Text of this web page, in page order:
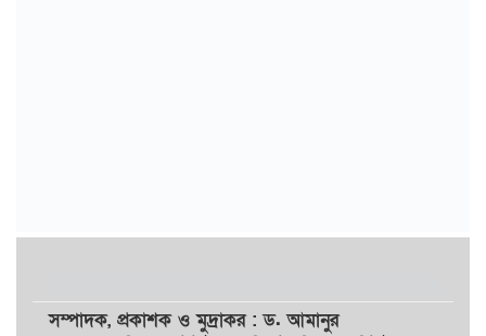
সম্পাদক, প্রকাশকওমুদ্রাকর: ড. আমানুর